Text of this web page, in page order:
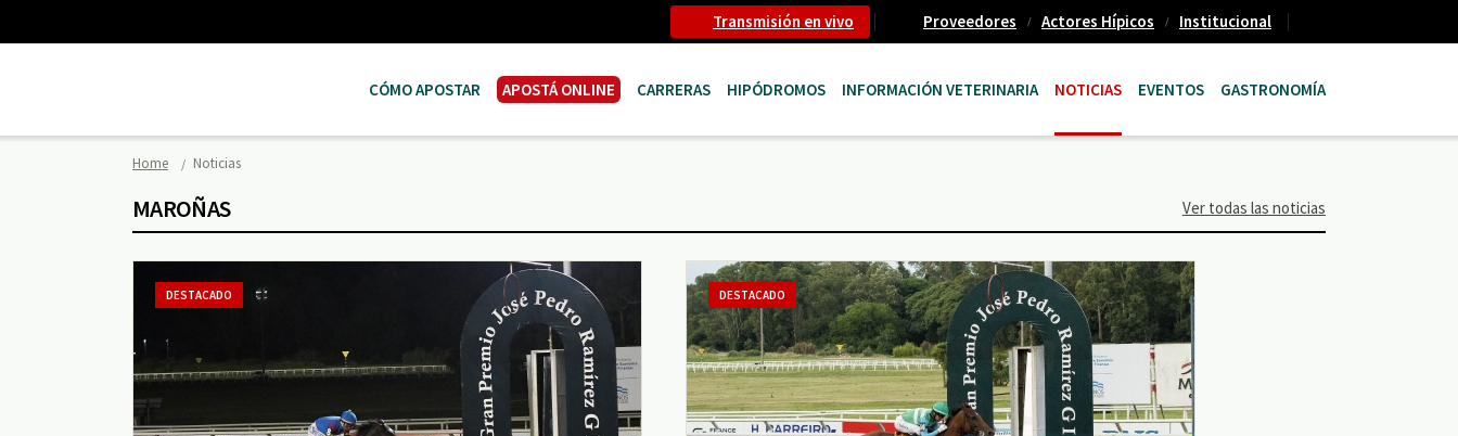
Transmisión en vivo Proveedores Actores Hípicos Institucional
CÓMO APOSTAR APOSTÁ ONLINE CARRERAS HIPÓDROMOS INFORMACIÓN VETERINARIA NOTICIAS EVENTOS GASTRONOMÍA
Home Noticias
MAROÑAS Ver todas las noticias
DESTACADO DESTACADO